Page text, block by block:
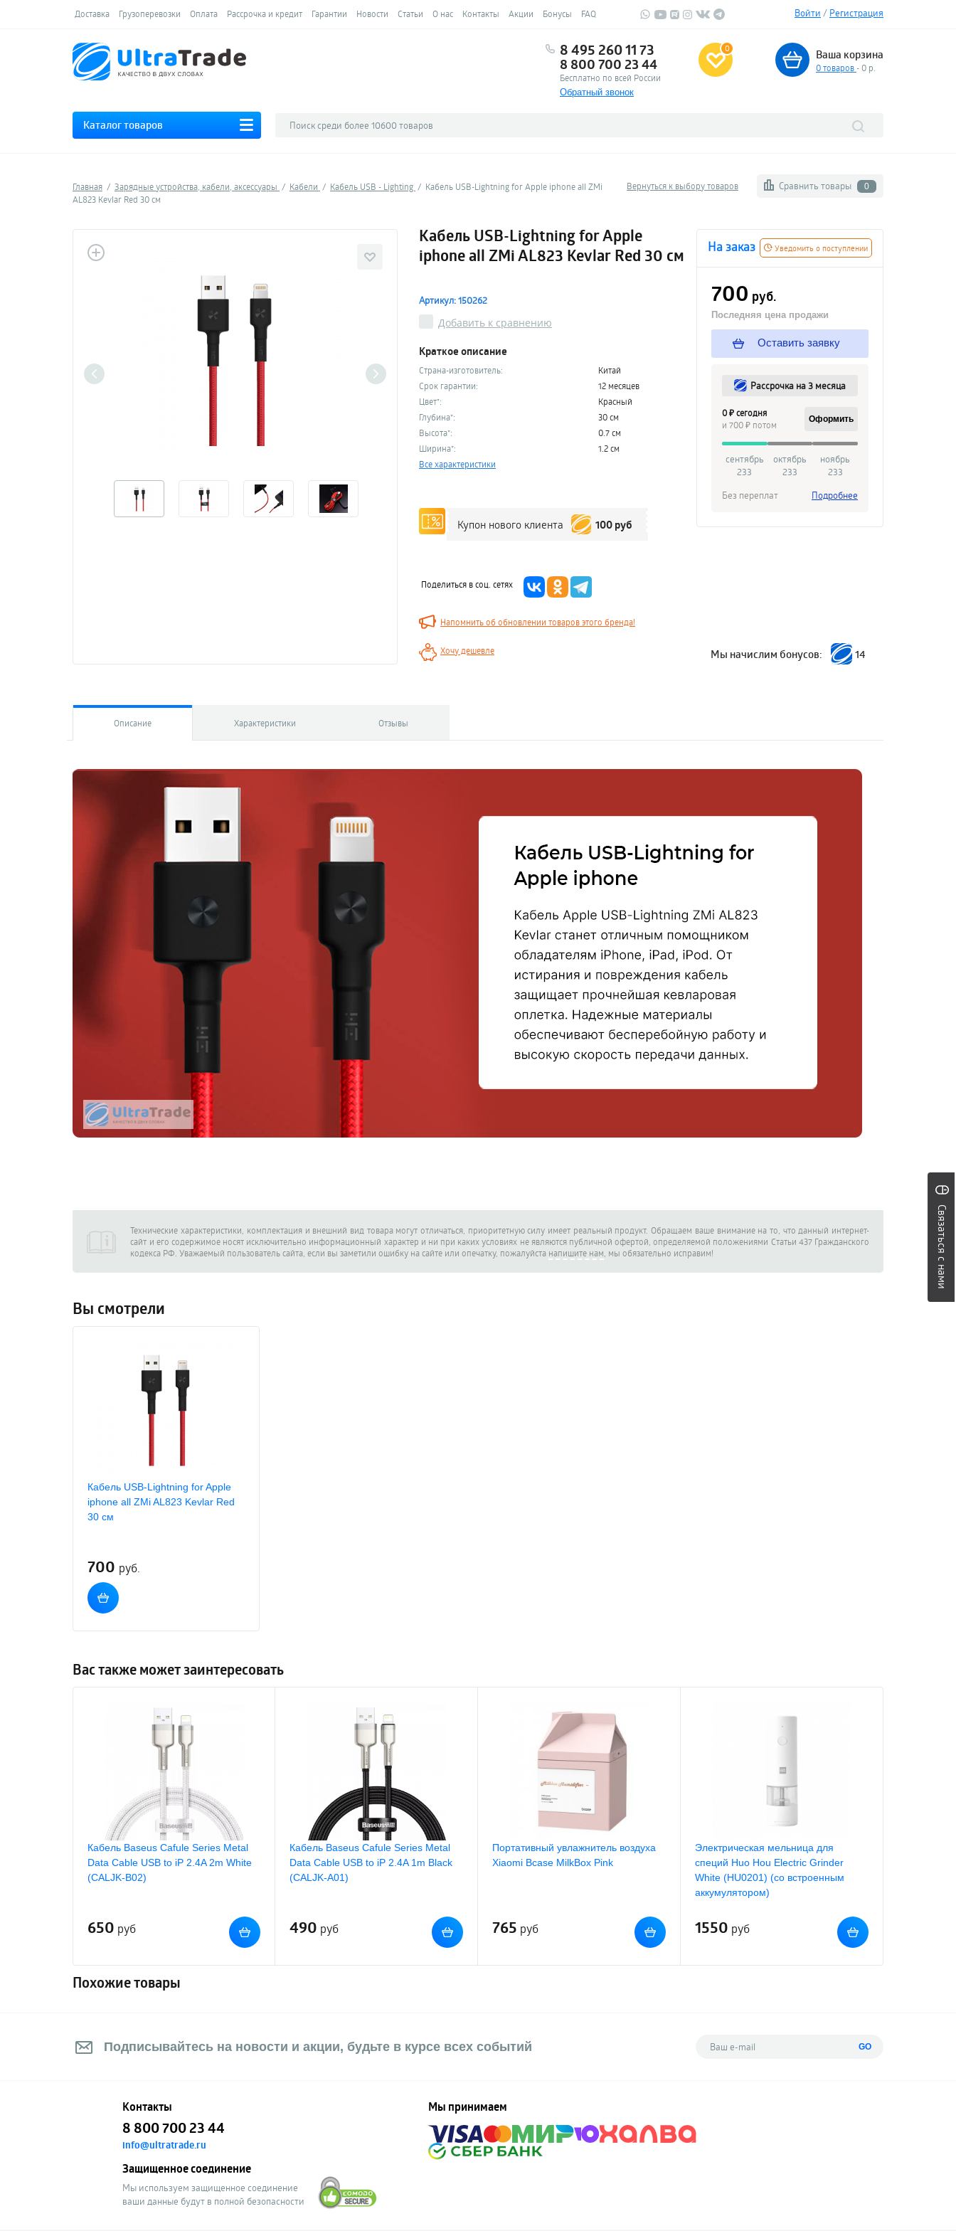
Связаться с нами
Доставка Грузоперевозки Оплата Рассрочка и кредит Гарантии Новости Статьи О нас Контакты Акции Бонусы FAQ Войти / Регистрация
8 495 260 11 73
8 800 700 23 44
Бесплатно по всей России
Обратный звонок
0 Ваша корзина
0товаров - 0 р.
Каталог товаров
Вернуться к выбору товаров Сравнить товары 0
Главная Зарядные устройства, кабели, аксессуары Кабели Кабель USB - Lighting
Кабель USB-Lightning for Apple iphone all ZMi
AL823 Kevlar Red 30 см
Кабель USB-Lightning for Apple
iphone all ZMi AL823 Kevlar Red 30 см
Артикул: 150262
Добавить к сравнению
Краткое описание
Страна-изготовитель:
Китай
Срок гарантии:
12 месяцев
Цвет*:
Красный
Глубина*:
30 см
Высота*:
0.7 см
Ширина*:
1.2 см
Все характеристики
Купон нового клиента 100 руб
Поделиться в соц. сетях
Напомнить об обновлении товаров этого бренда!
Хочу дешевле
Уведомить о поступлении
На заказ
700 руб.
Последняя цена продажи
Оставить заявку
Рассрочка на 3 месяца
0 ₽ сегодня
и 700 ₽ потом
Оформить
сентябрь
233
октябрь
233
ноябрь
233
Без переплат
Подробнее
Мы начислим бонусов: 14
Описание Характеристики Отзывы
Технические характеристики, комплектация и внешний вид товара могут отличаться, приоритетную силу имеет реальный продукт. Обращаем ваше внимание на то, что данный интернет-
сайт и его содержимое носят исключительно информационный характер и ни при каких условиях не являются публичной офертой, определяемой положениями Статьи 437 Гражданского
кодекса РФ. Уважаемый пользователь сайта, если вы заметили ошибку на сайте или опечатку, пожалуйста напишите нам , мы обязательно исправим!
Вы смотрели
Кабель USB-Lightning for Apple
iphone all ZMi AL823 Kevlar Red
30 см
700 руб.
Вас также может заинтересовать
Кабель Baseus Cafule Series Metal
Data Cable USB to iP 2.4A 2m White
(CALJK-B02)
650 руб
Кабель Baseus Cafule Series Metal
Data Cable USB to iP 2.4A 1m Black
(CALJK-A01)
490 руб
Портативный увлажнитель воздуха
Xiaomi Bcase MilkBox Pink
765 руб
Электрическая мельница для
специй Huo Hou Electric Grinder
White (HU0201) (со встроенным
аккумулятором)
1550 руб
Похожие товары
Подписывайтесь на новости и акции, будьте в курсе всех событий GO
Контакты
8 800 700 23 44
info@ultratrade.ru
Защищенное соединение
Мы используем защищенное соединение
ваши данные будут в полной безопасности
Мы принимаем